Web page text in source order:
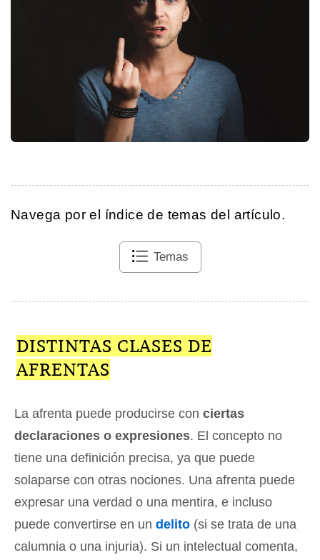
Navega por el índice de temas del artículo.
Temas
DISTINTAS CLASES DE
AFRENTAS
La afrenta puede producirse con ciertas
declaraciones o expresiones. El concepto no
tiene una definición precisa, ya que puede
solaparse con otras nociones. Una afrenta puede
expresar una verdad o una mentira, e incluso
puede convertirse en un delito (si se trata de una
calumnia o una injuria). Si un intelectual comenta,